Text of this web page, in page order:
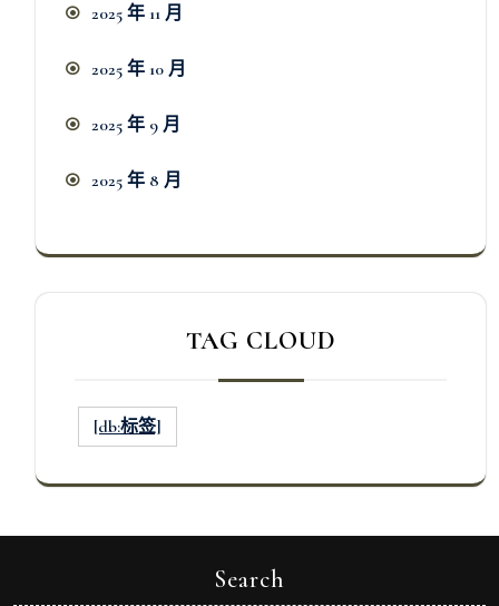
2025 年 11 月
2025 年 10 月
2025 年 9 月
2025 年 8 月
TAG CLOUD
[db:标签]
Search